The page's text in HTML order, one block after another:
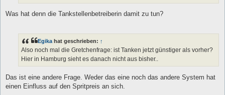
Was hat denn die Tankstellenbetreiberin damit zu tun?
Egikahat geschrieben: ↑
Also noch mal die Gretchenfrage: ist Tanken jetzt günstiger als vorher?
Hier in Hamburg sieht es danach nicht aus bisher..
Das ist eine andere Frage. Weder das eine noch das andere System hat
einen Einfluss auf den Spritpreis an sich.